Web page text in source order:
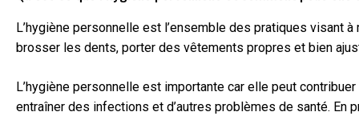
L’hygiène personnelle est l’ensemble des pratiques visant
brosser les dents, porter des vêtements propres et bien
L’hygiène personnelle est importante car elle peut
entraîner des infections et d’autres problèmes de santé.